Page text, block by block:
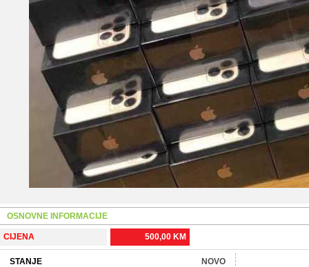
OSNOVNE INFORMACIJE
CIJENA 500,00 KM
STANJE
NOVO